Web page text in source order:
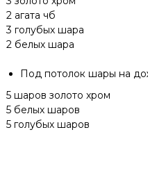
2 агата чб
3 голубых шара
2 белых шара
Под потолок шары на
5 шаров золото хром
5 белых шаров
5 голубых шаров